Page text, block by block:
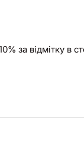
за відмітку в